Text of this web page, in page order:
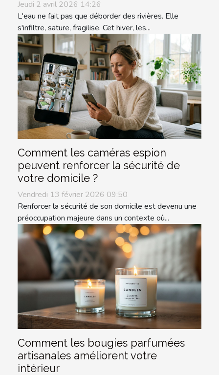
Jeudi 2 avril 2026 14:26
L'eau ne fait pas que déborder des rivières. Elle
s'infiltre, sature, fragilise. Cet hiver, les...
Comment les caméras espion
peuvent renforcer la sécurité de
votre domicile ?
Vendredi 13 février 2026 09:50
Renforcer la sécurité de son domicile est devenu une
préoccupation majeure dans un contexte où...
Comment les bougies parfumées
artisanales améliorent votre
intérieur